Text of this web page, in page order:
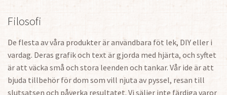
Filosofi
De flesta av våra produkter är användbara föt lek, DIY eller i
vardag. Deras grafik och text är gjorda med hjärta, och syftet
är att väcka små och stora leenden och tankar. Vår ide är att
bjuda tillbehör för dom som vill njuta av pyssel, resan till
slutsatsen och påverka resultatet. Vi säljer inte färdiga varor